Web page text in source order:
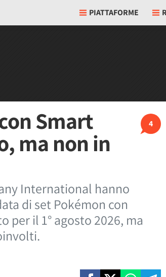
PIATTAFORME
4
Smart
ma non in
International hanno
di set Pokémon con
per il 1° agosto 2026, ma